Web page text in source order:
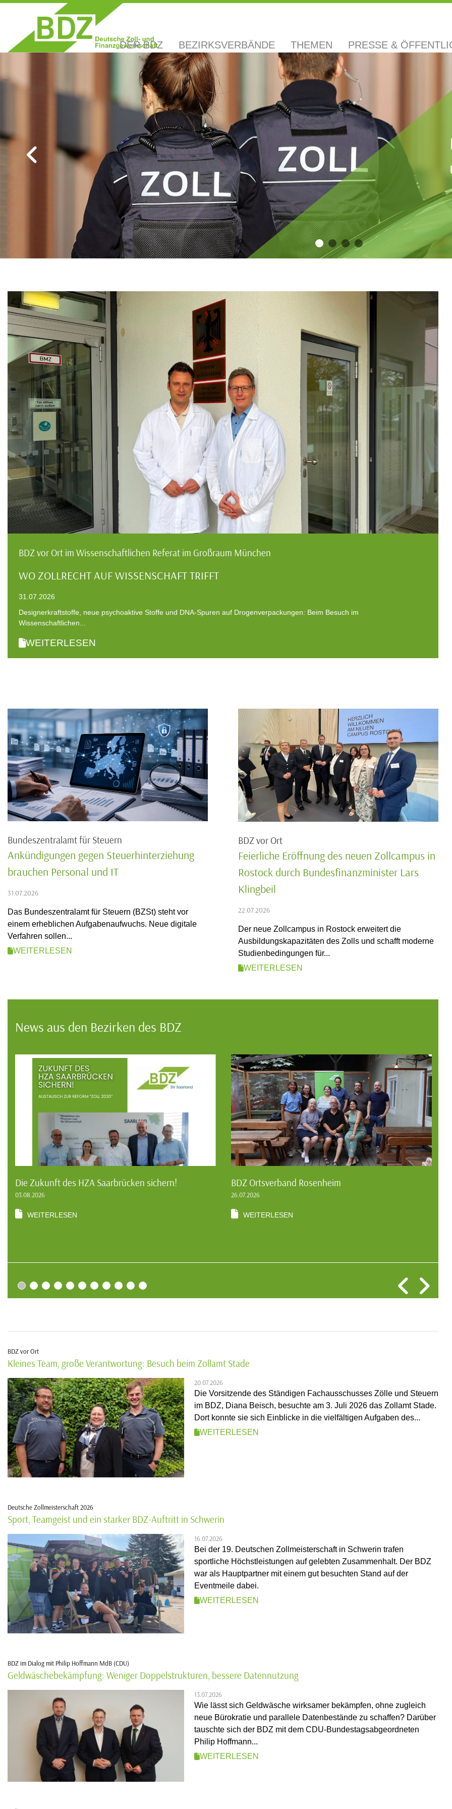
DER BDZ BEZIRKSVERBÄNDE THEMEN PRESSE &
BDZ vor Ort im Wissenschaftlichen Referat im Großraum München
WO ZOLLRECHT AUF WISSENSCHAFT TRIFFT
31.07.2026
Designerkraftstoffe, neue psychoaktive Stoffe und DNA-Spuren auf Drogenverpackungen: Beim Besuch im
Wissenschaftlichen...
WEITERLESEN
Bundeszentralamt für Steuern
Ankündigungen gegen Steuerhinterziehung
brauchen Personal und IT
31.07.2026
Das Bundeszentralamt für Steuern (BZSt) steht vor
einem erheblichen Aufgabenaufwuchs. Neue digitale
Verfahren sollen...
WEITERLESEN
BDZ vor Ort
Feierliche Eröffnung des neuen Zollcampus in
Rostock durch Bundesfinanzminister Lars
Klingbeil
22.07.2026
Der neue Zollcampus in Rostock erweitert die
Ausbildungskapazitäten des Zolls und schafft moderne
Studienbedingungen für...
WEITERLESEN
News aus den Bezirken des BDZ
Die Zukunft des HZA Saarbrücken sichern!
03.08.2026
WEITERLESEN
BDZ Ortsverband Rosenheim
26.07.2026
WEITERLESEN
BDZ vor Ort
Kleines Team, große Verantwortung: Besuch beim Zollamt Stade
20.07.2026
Die Vorsitzende des Ständigen Fachausschusses Zölle und Steuern
im BDZ, Diana Beisch, besuchte am 3. Juli 2026 das Zollamt Stade.
Dort konnte sie sich Einblicke in die vielfältigen Aufgaben des...
WEITERLESEN
Deutsche Zollmeisterschaft 2026
Sport, Teamgeist und ein starker BDZ-Auftritt in Schwerin
16.07.2026
Bei der 19. Deutschen Zollmeisterschaft in Schwerin trafen
sportliche Höchstleistungen auf gelebten Zusammenhalt. Der BDZ
war als Hauptpartner mit einem gut besuchten Stand auf der
Eventmeile dabei.
WEITERLESEN
BDZ im Dialog mit Philip Hoffmann MdB (CDU)
Geldwäschebekämpfung: Weniger Doppelstrukturen, bessere Datennutzung
13.07.2026
Wie lässt sich Geldwäsche wirksamer bekämpfen, ohne zugleich
neue Bürokratie und parallele Datenbestände zu schaffen? Darüber
tauschte sich der BDZ mit dem CDU-Bundestagsabgeordneten
Philip Hoffmann...
WEITERLESEN